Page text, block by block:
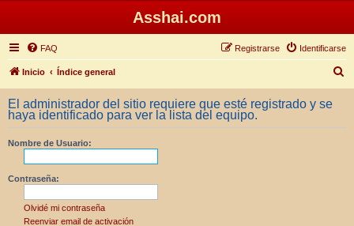
Asshai.com
FAQ Identificarse
Registrarse
Inicio Índice general
u
c
El administrador del sitio requiere que esté registrado y se
haya identificado para ver la lista del equipo.
Nombre de Usuario:
Contraseña:
Olvidé mi contraseña
Reenviar email de activación